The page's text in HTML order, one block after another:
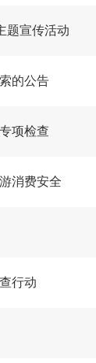
题宣传活动
的公告
项检查
消费安全
行动